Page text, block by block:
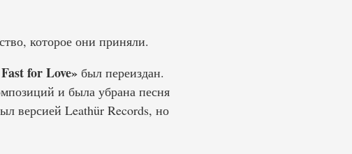
которое они приняли.
for Love»был переиздан.
и была убрана песня
версией Leathür Records, но